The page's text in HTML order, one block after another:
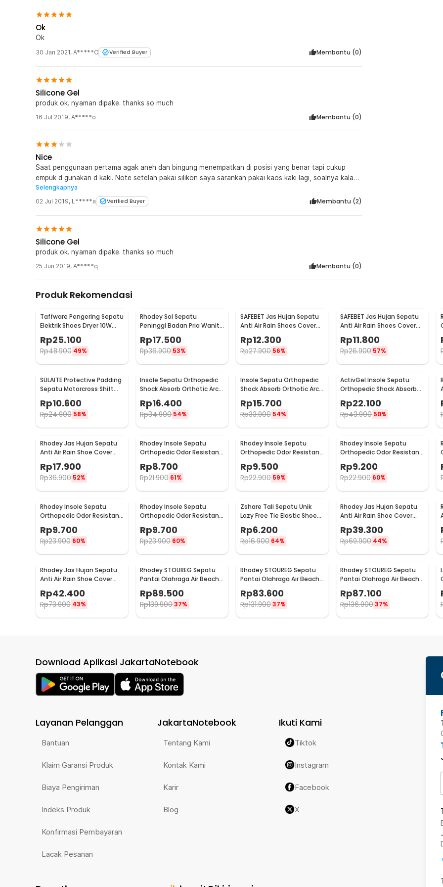
Ok
Ok
30 Jan 2021, A*****C Verified Buyer Membantu (0)
Silicone Gel
produk ok. nyaman dipake. thanks so much
16 Jul 2019, A*****o Membantu (0)
Nice
Saat penggunaan pertama agak aneh dan bingung menempatkan di posisi yang benar tapi cukup
empuk d gunakan d kaki. Note setelah pakai silikon saya sarankan pakai kaos kaki lagi, soalnya kalau
tidak rasanya jadi aneh dan mudah bergeser
Selengkapnya
02 Jul 2019, L*****a Verified Buyer Membantu (2)
Silicone Gel
produk ok. nyaman dipake. thanks so much
25 Jun 2019, A*****q Membantu (0)
Produk Rekomendasi
Taffware Pengering Sepatu
Elektrik Shoes Dryer 10W
Rp25.100
Rp48.900 49%
Rhodey Sol Sepatu
Peninggi Badan Pria Wanita
Rp17.500
Rp36.900 53%
SAFEBET Jas Hujan Sepatu
Anti Air Rain Shoes Cover
PVC Non Slip Strap M 37-39
- H-101
Rp12.300
Rp27.900 56%
SAFEBET Jas Hujan Sepatu
Anti Air Rain Shoes Cover
PVC Non Slip Strap XL 42-43
- H-101
Rp11.800
Rp26.900 57%
SULAITE Protective Padding
Sepatu Motorcross Shift
Pad 1 PCS - GT-106
Rp10.600
Rp24.900 58%
Insole Sepatu Orthopedic
Shock Absorb Orthotic Arch
Gel Foam S - ZYD17
Rp16.400
Rp34.900 54%
Insole Sepatu Orthopedic
Shock Absorb Orthotic Arch
Rp15.700
Rp33.900 54%
ActivGel Insole Sepatu
Orthopedic Shock Absorb
Rp22.100
Rp43.900 50%
Rhodey Jas Hujan Sepatu
Anti Air Rain Shoe Cover
Rp17.900
Rp36.900 52%
Rhodey Insole Sepatu
Orthopedic Odor Resistant
EVA Foam 35 - Y3Y27
Rp8.700
Rp21.900 61%
Rhodey Insole Sepatu
Orthopedic Odor Resistant
Rp9.500
Rp22.900 59%
Rhodey Insole Sepatu
Orthopedic Odor Resistant
Rp9.200
Rp22.900 60%
Rhodey Insole Sepatu
Orthopedic Odor Resistant
Rp9.700
Rp23.900 60%
Rhodey Insole Sepatu
Orthopedic Odor Resistant
Rp9.700
Rp23.900 60%
Zshare Tali Sepatu Unik
Lazy Free Tie Elastic Shoe
Lace 1 Pair - T10
Rp6.200
Rp16.900 64%
Rhodey Jas Hujan Sepatu
Anti Air Rain Shoe Cover
PVC Zipper Reflector XL - H-
212
Rp39.300
Rp69.900 44%
Rhodey Jas Hujan Sepatu
Anti Air Rain Shoe Cover
212
Rp42.400
Rp73.900 43%
Rhodey STOUREG Sepatu
Pantai Olahraga Air Beach
Shoes 42 - 6688
Rp89.500
Rp139.90037%
Rhodey STOUREG Sepatu
Pantai Olahraga Air Beach
Shoes 43 - 6688
Rp83.600
Rp131.900 37%
Rhodey STOUREG Sepatu
Pantai Olahraga Air Beach
Shoes 44 - 6688
Rp87.100
Rp136.90037%
Download Aplikasi JakartaNotebook
Layanan Pelanggan
Bantuan
Klaim Garansi Produk
Biaya Pengiriman
Indeks Produk
Konfirmasi Pembayaran
Lacak Pesanan
JakartaNotebook
Tentang Kami
Kontak Kami
Karir
Blog
Ikuti Kami
Tiktok
Instagram
Facebook
X